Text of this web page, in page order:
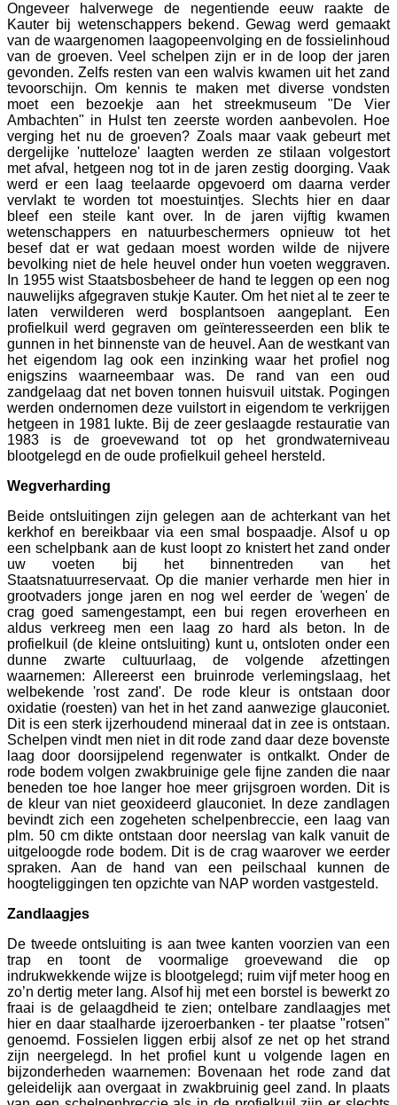
Ongeveer halverwege de negentiende eeuw raakte de
Kauter bij wetenschappers bekend. Gewag werd gemaakt
van de waargenomen laagopeenvolging en de fossielinhoud
van de groeven. Veel schelpen zijn er in de loop der jaren
gevonden. Zelfs resten van een walvis kwamen uit het zand
tevoorschijn. Om kennis te maken met diverse vondsten
moet een bezoekje aan het streekmuseum "De Vier
Ambachten" in Hulst ten zeerste worden aanbevolen. Hoe
verging het nu de groeven? Zoals maar vaak gebeurt met
dergelijke 'nutteloze' laagten werden ze stilaan volgestort
met afval, hetgeen nog tot in de jaren zestig doorging. Vaak
werd er een laag teelaarde opgevoerd om daarna verder
vervlakt te worden tot moestuintjes. Slechts hier en daar
bleef een steile kant over. In de jaren vijftig kwamen
wetenschappers en natuurbeschermers opnieuw tot het
besef dat er wat gedaan moest worden wilde de nijvere
bevolking niet de hele heuvel onder hun voeten weggraven.
In 1955 wist Staatsbosbeheer de hand te leggen op een nog
nauwelijks afgegraven stukje Kauter. Om het niet al te zeer te
laten verwilderen werd bosplantsoen aangeplant. Een
profielkuil werd gegraven om geïnteresseerden een blik te
gunnen in het binnenste van de heuvel. Aan de westkant van
het eigendom lag ook een inzinking waar het profiel nog
enigszins waarneembaar was. De rand van een oud
zandgelaag dat net boven tonnen huisvuil uitstak. Pogingen
werden ondernomen deze vuilstort in eigendom te verkrijgen
hetgeen in 1981 lukte. Bij de zeer geslaagde restauratie van
1983 is de groevewand tot op het grondwaterniveau
blootgelegd en de oude profielkuil geheel hersteld.
Wegverharding
Beide ontsluitingen zijn gelegen aan de achterkant van het
kerkhof en bereikbaar via een smal bospaadje. Alsof u op
een schelpbank aan de kust loopt zo knistert het zand onder
uw voeten bij het binnentreden van het
Staatsnatuurreservaat. Op die manier verharde men hier in
grootvaders jonge jaren en nog wel eerder de 'wegen' de
crag goed samengestampt, een bui regen eroverheen en
aldus verkreeg men een laag zo hard als beton. In de
profielkuil (de kleine ontsluiting) kunt u, ontsloten onder een
dunne zwarte cultuurlaag, de volgende afzettingen
waarnemen: Allereerst een bruinrode verlemingslaag, het
welbekende 'rost zand'. De rode kleur is ontstaan door
oxidatie (roesten) van het in het zand aanwezige glauconiet.
Dit is een sterk ijzerhoudend mineraal dat in zee is ontstaan.
Schelpen vindt men niet in dit rode zand daar deze bovenste
laag door doorsijpelend regenwater is ontkalkt. Onder de
rode bodem volgen zwakbruinige gele fijne zanden die naar
beneden toe hoe langer hoe meer grijsgroen worden. Dit is
de kleur van niet geoxideerd glauconiet. In deze zandlagen
bevindt zich een zogeheten schelpenbreccie, een laag van
plm. 50 cm dikte ontstaan door neerslag van kalk vanuit de
uitgeloogde rode bodem. Dit is de crag waarover we eerder
spraken. Aan de hand van een peilschaal kunnen de
hoogteliggingen ten opzichte van NAP worden vastgesteld.
Zandlaagjes
De tweede ontsluiting is aan twee kanten voorzien van een
trap en toont de voormalige groevewand die op
indrukwekkende wijze is blootgelegd; ruim vijf meter hoog en
zo’n dertig meter lang. Alsof hij met een borstel is bewerkt zo
fraai is de gelaagdheid te zien; ontelbare zandlaagjes met
hier en daar staalharde ijzeroerbanken - ter plaatse "rotsen"
genoemd. Fossielen liggen erbij alsof ze net op het strand
zijn neergelegd. In het profiel kunt u volgende lagen en
bijzonderheden waarnemen: Bovenaan het rode zand dat
geleidelijk aan overgaat in zwakbruinig geel zand. In plaats